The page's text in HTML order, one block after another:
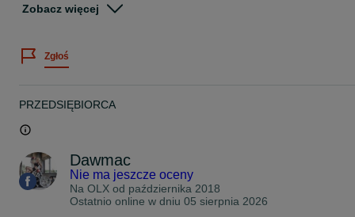
przedstawicielem takich Firm jak: ISPIRI, OEMS, VEEMANN,
Zawsze staramy się stanąć na wysokości zadania jeśli chodzi o
pomoc w doborze felg do Państwa auta.
Waga Felgi: 8,7kg
Max Load: 690kg
Cena z ogłoszenia dotyczy kompletu 4 felg 18" oraz zawiera VAT
Zobacz więcej
Zgłoś
PRZEDSIĘBIORCA
Dawmac
Nie ma jeszcze oceny
Na OLX od października 2018
Ostatnio online w dniu 05 sierpnia 2026